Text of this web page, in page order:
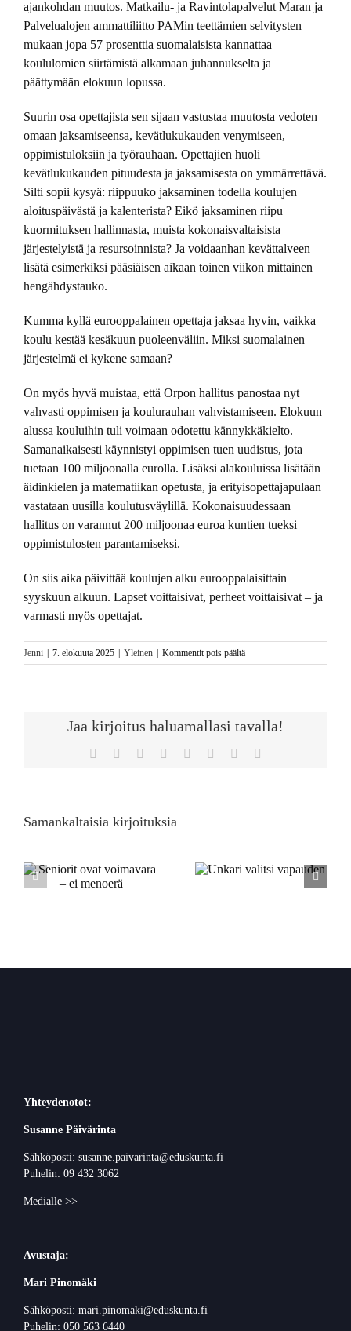
ajankohdan muutos. Matkailu- ja Ravintolapalvelut Maran ja
Palvelualojen ammattiliitto PAMin teettämien selvitysten
mukaan jopa 57 prosenttia suomalaisista kannattaa
koululomien siirtämistä alkamaan juhannukselta ja
päättymään elokuun lopussa.
Suurin osa opettajista sen sijaan vastustaa muutosta vedoten
omaan jaksamiseensa, kevätlukukauden venymiseen,
oppimistuloksiin ja työrauhaan. Opettajien huoli
kevätlukukauden pituudesta ja jaksamisesta on ymmärrettävä.
Silti sopii kysyä: riippuuko jaksaminen todella koulujen
aloituspäivästä ja kalenterista? Eikö jaksaminen riipu
kuormituksen hallinnasta, muista kokonaisvaltaisista
järjestelyistä ja resursoinnista? Ja voidaanhan kevättalveen
lisätä esimerkiksi pääsiäisen aikaan toinen viikon mittainen
hengähdystauko.
Kumma kyllä eurooppalainen opettaja jaksaa hyvin, vaikka
koulu kestää kesäkuun puoleenväliin. Miksi suomalainen
järjestelmä ei kykene samaan?
On myös hyvä muistaa, että Orpon hallitus panostaa nyt
vahvasti oppimisen ja koulurauhan vahvistamiseen. Elokuun
alussa kouluihin tuli voimaan odotettu kännykkäkielto.
Samanaikaisesti käynnistyi oppimisen tuen uudistus, jota
tuetaan 100 miljoonalla eurolla. Lisäksi alakouluissa lisätään
äidinkielen ja matematiikan opetusta, ja erityisopettajapulaan
vastataan uusilla koulutusväylillä. Kokonaisuudessaan
hallitus on varannut 200 miljoonaa euroa kuntien tueksi
oppimistulosten parantamiseksi.
On siis aika päivittää koulujen alku eurooppalaisittain
syyskuun alkuun. Lapset voittaisivat, perheet voittaisivat – ja
varmasti myös opettajat.
Jenni 7. elokuuta 2025 Yleinen Kommentit pois päältäartikkelissa
Siirretään
Jaa kirjoitus haluamallasi tavalla!
Facebook
TwitterReddit LinkedIn
TumblrPinterest
Samankaltaisia kirjoituksia
Unkari valitsi
Kun toimittaja
valitsee
Yhteydenotot:
Susanne Päivärinta
Sähköposti: susanne.paivarinta@eduskunta.fi
Puhelin: 09 432 3062
Medialle >>
Avustaja:
Mari Pinomäki
Sähköposti: mari.pinomaki@eduskunta.fi
Puhelin: 050 563 6440